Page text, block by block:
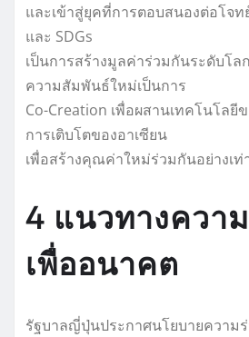
และเข้าสู่ยุคที่การตอบสนองต่อโจท
และ SDGs
เป็นการสร้างมูลค่าร่วมกันระดับโ
ความสัมพันธ์ใหม่เป็นการ
Co-Creation เพื่อผสานเทคโนโลยี
การเติบโตของอาเซียน
เพื่อสร้างคุณค่าใหม่ร่วมกันอย่างเท่
4 แนวทางควา
เพื่ออนาคต
รัฐบาลญี่ปุ่นประกาศนโยบายความ